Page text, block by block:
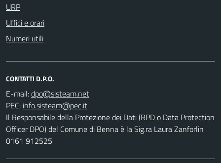
URP
Uffici e orari
Numeri utili
CONTATTI D.P.O.
E-mail:
PEC:
Il Responsabile della Protezione dei Dati (RPD o Data Protection
Officer DPO) del Comune di Benna è la Sig.ra Laura Zanforlin
0161 912525